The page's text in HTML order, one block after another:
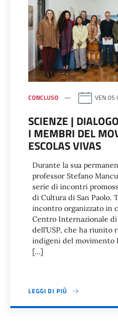
CONCLUSO VEN 05
SCIENZE |
I MEMBRI DEL
ESCOLAS VIVAS
Durante la sua
professor Stefano
serie di incontri
di Cultura di San Paolo.
incontro organizzato in
Centro Internazionale di
dell’USP, che ha
indigeni del movimento
[…]
LEGGI DI PIÙ